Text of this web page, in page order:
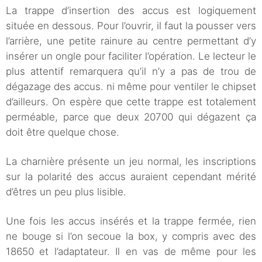
La trappe d’insertion des accus est logiquement
située en dessous. Pour l’ouvrir, il faut la pousser vers
l’arrière, une petite rainure au centre permettant d’y
insérer un ongle pour faciliter l’opération. Le lecteur le
plus attentif remarquera qu’il n’y a pas de trou de
dégazage des accus. ni même pour ventiler le chipset
d’ailleurs. On espère que cette trappe est totalement
perméable, parce que deux 20700 qui dégazent ça
doit être quelque chose.
La charnière présente un jeu normal, les inscriptions
sur la polarité des accus auraient cependant mérité
d’êtres un peu plus lisible.
Une fois les accus insérés et la trappe fermée, rien
ne bouge si l’on secoue la box, y compris avec des
18650 et l’adaptateur. Il en vas de même pour les